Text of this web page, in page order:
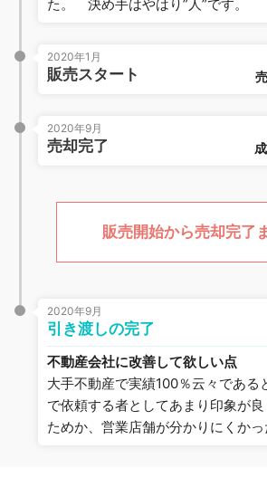
た。 決め手はやはり”人”です。
2020年1月
販売スタート
2020年9月
売却完了
販売開始から売却完了
2020年9月
引き渡しの完了
不動産会社に改善して欲しい点
大手不動産で実績100％云々である
で依頼する者としてあまり印象が
ためか、営業店舗が分かりにくかっ